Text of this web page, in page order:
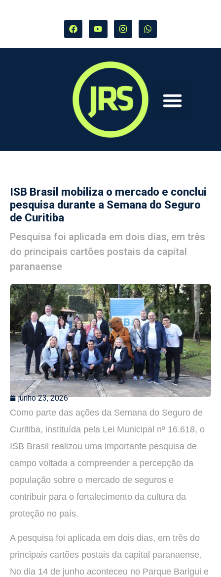
ISB Brasil mobiliza o mercado e conclui
pesquisa durante a Semana do Seguro
de Curitiba
Pesquisa foi aplicada em dois dias, em três
do principais cartões postais da capital
paranaense
junho 23, 2026
Como parte das ações da Semana do Seguro de
Curitiba, instituída pela Lei Municipal nº 16.618, o
ISB Brasil realizou uma importante pesquisa de
campo voltada a compreender a percepção da
população sobre o mercado de seguros e
contribuir para o fortalecimento da cultura da
proteção no país.
A pesquisa foi aplicada em dois dias, em três do
principais cartões postais da capital paranaense.
No dia 14 de junho aconteceu no Parque Barigui e